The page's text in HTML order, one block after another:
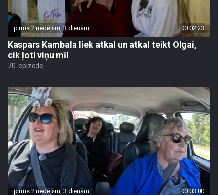
pirms 2 nedēļām, 3 dienām 00:02:23
Kaspars Kambala liek atkal un atkal teikt Olgai,
cik ļoti viņu mīl
70. epizode
pirms 2 nedēļām, 3 dienām 00:03:00